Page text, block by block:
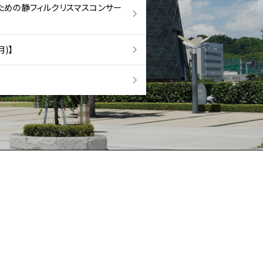
めの静フィルクリスマスコンサー
】